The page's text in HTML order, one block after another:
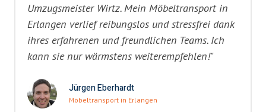
Umzugsmeister Wirtz. Mein Möbeltransport in
Erlangen verlief reibungslos und stressfrei dank
ihres erfahrenen und freundlichen Teams. Ich
kann sie nur wärmstens weiterempfehlen!"
Jürgen Eberhardt
Möbeltransport in Erlangen